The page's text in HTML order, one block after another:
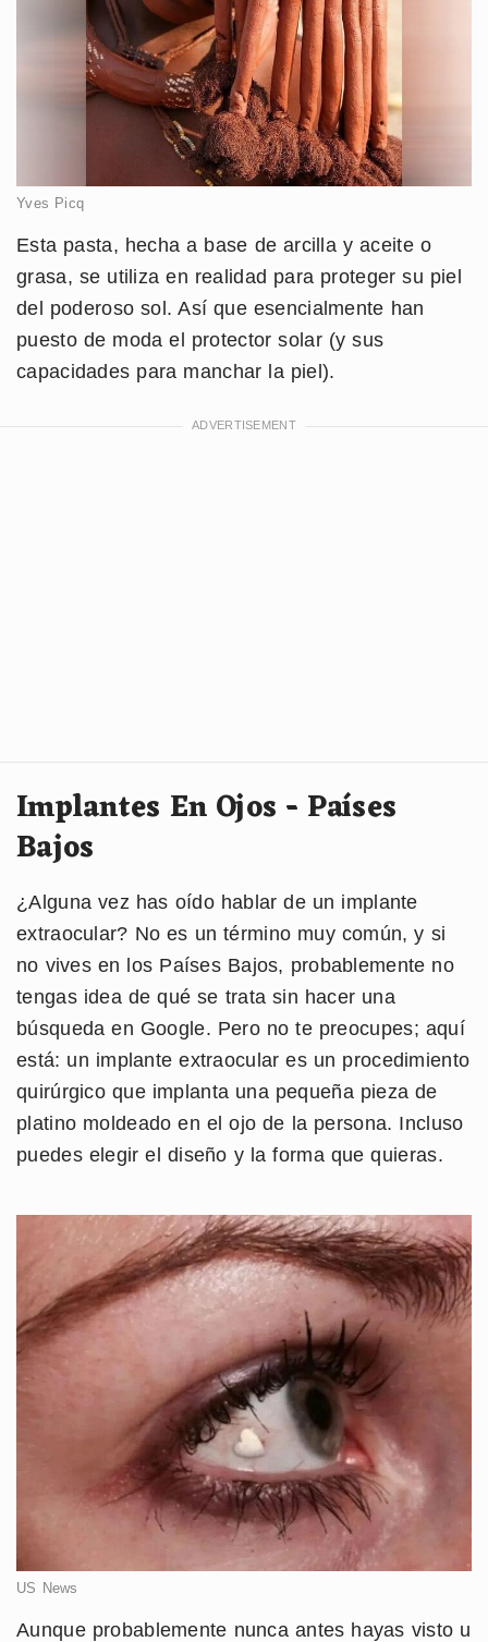
Yves Picq
Esta pasta, hecha a base de arcilla y aceite o
grasa, se utiliza en realidad para proteger su piel
del poderoso sol. Así que esencialmente han
puesto de moda el protector solar (y sus
capacidades para manchar la piel).
Implantes En Ojos - Países
Bajos
¿Alguna vez has oído hablar de un implante
extraocular? No es un término muy común, y si
no vives en los Países Bajos, probablemente no
tengas idea de qué se trata sin hacer una
búsqueda en Google. Pero no te preocupes; aquí
está: un implante extraocular es un procedimiento
quirúrgico que implanta una pequeña pieza de
platino moldeado en el ojo de la persona. Incluso
puedes elegir el diseño y la forma que quieras.
US News
Aunque probablemente nunca antes hayas visto u